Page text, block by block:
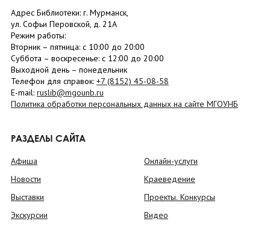
Адрес Библиотеки: г. Мурманск,
ул. Софьи Перовской, д. 21А
Режим работы:
Вторник – пятница: с 10:00 до 20:00
Суббота – воскресенье: c 12:00 до 20:00
Выходной день – понедельник
Телефон для справок: +7 (8152) 45-08-58
E-mail: ruslib@mgounb.ru
Политика обработки персональных данных на сайте МГОУНБ
РАЗДЕЛЫ САЙТА
Афиша
Новости
Выставки
Экскурсии
Онлайн-услуги
Краеведение
Проекты. Конкурсы
Видео